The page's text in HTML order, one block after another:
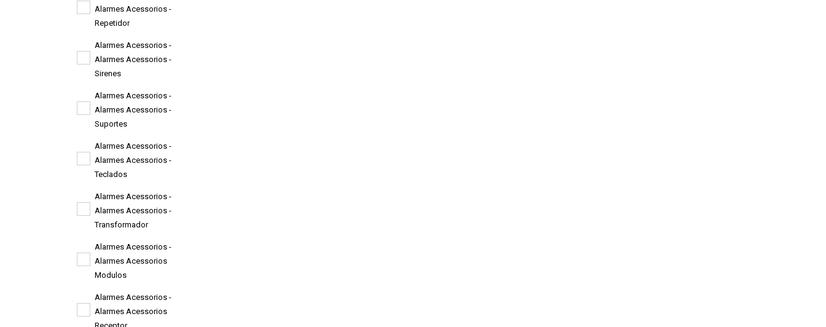
Alarmes Acessorios -
Repetidor
Alarmes Acessorios -
Alarmes Acessorios -
Sirenes
Alarmes Acessorios -
Alarmes Acessorios -
Suportes
Alarmes Acessorios -
Alarmes Acessorios -
Teclados
Alarmes Acessorios -
Alarmes Acessorios -
Transformador
Alarmes Acessorios -
Alarmes Acessorios
Modulos
Alarmes Acessorios -
Alarmes Acessorios